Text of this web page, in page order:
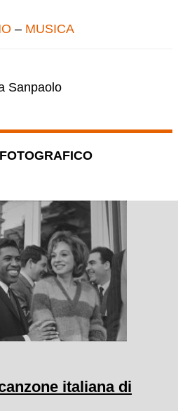
– MUSICA
Sanpaolo
italiana di